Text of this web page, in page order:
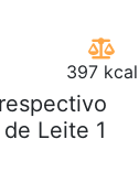
397 kcal
Leite 1